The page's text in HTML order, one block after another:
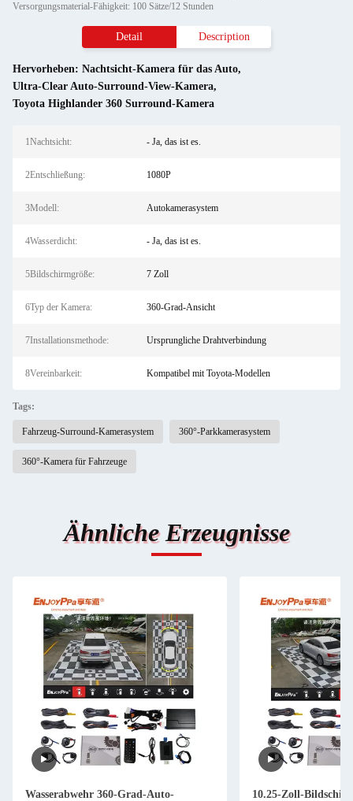
Versorgungsmaterial-Fähigkeit: 100 Sätze/12 Stunden
Detail Description
Hervorheben: Nachtsicht-Kamera für das Auto,
Ultra-Clear Auto-Surround-View-Kamera,
Toyota Highlander 360 Surround-Kamera
1Nachtsicht: - Ja, das ist es.
2Entschließung: 1080P
3Modell: Autokamerasystem
4Wasserdicht: - Ja, das ist es.
5Bildschirmgröße: 7 Zoll
6Typ der Kamera: 360-Grad-Ansicht
7Installationsmethode: Ursprungliche Drahtverbindung
8Vereinbarkeit: Kompatibel mit Toyota-Modellen
Tags:
Fahrzeug-Surround-Kamerasystem 360°-Parkkamerasystem
360°-Kamera für Fahrzeuge
Ähnliche Erzeugnisse
Wasserabwehr 360-Grad-Auto-
10.25-Zoll-